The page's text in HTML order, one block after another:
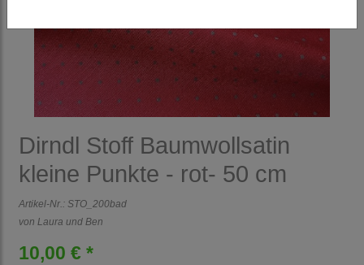
Dirndl Stoff Baumwollsatin
kleine Punkte - rot- 50 cm
Artikel-Nr.: STO_200bad
von Laura und Ben
10,00 € *